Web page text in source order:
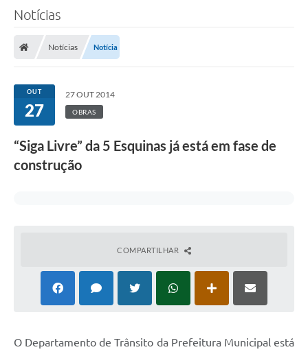
Conselhos Municipais
Serviços on-line
Turismo
A Nossa Cidade
Audiências Públicas
Notícias
Notícias Notícia
OUT
27
27 OUT 2014
OBRAS
“Siga Livre” da 5 Esquinas já está em fase de
construção
COMPARTILHAR
O Departamento de Trânsito da Prefeitura Municipal está